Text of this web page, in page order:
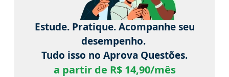
Estude. Pratique. Acompanhe seu
desempenho.
Tudo isso no Aprova Questões.
a partir de R$ 14,90/mês